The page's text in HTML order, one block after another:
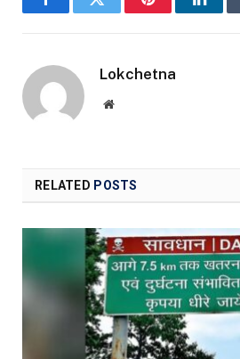
FacebookTwitter Pinterest
Lokchetna
Website
RELATED POSTS